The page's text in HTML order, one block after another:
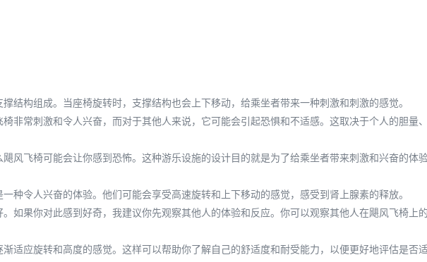
结构组成。当座椅旋转时，支撑结构也会上下移动，给乘坐者带来一种刺激和刺激的感觉。
非常刺激和令人兴奋，而对于其他人来说，它可能会引起恐惧和不适感。这取决于个人的胆量
风飞椅可能会让你感到恐怖。这种游乐设施的设计目的就是为了给乘坐者带来刺激和兴奋的体
种令人兴奋的体验。他们可能会享受高速旋转和上下移动的感觉，感受到肾上腺素的释放。
如果你对此感到好奇，我建议你先观察其他人的体验和反应。你可以观察其他人在飓风飞椅上
适应旋转和高度的感觉。这样可以帮助你了解自己的舒适度和耐受能力，以便更好地评估是否